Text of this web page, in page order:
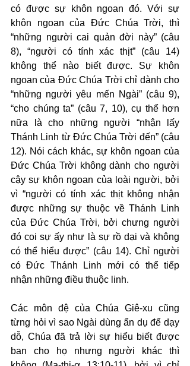
có được sự khôn ngoan đó. Với sự
khôn ngoan của Đức Chúa Trời, thì
“những người cai quản đời này” (câu
8), “người có tính xác thịt” (câu 14)
không thể nào biết được. Sự khôn
ngoan của Đức Chúa Trời chỉ dành cho
“những người yêu mến Ngài” (câu 9),
“cho chúng ta” (câu 7, 10), cụ thể hơn
nữa là cho những người “nhận lấy
Thánh Linh từ Đức Chúa Trời đến” (câu
12). Nói cách khác, sự khôn ngoan của
Đức Chúa Trời không dành cho người
cậy sự khôn ngoan của loài người, bởi
vì “người có tính xác thịt không nhận
được những sự thuộc về Thánh Linh
của Đức Chúa Trời, bởi chưng người
đó coi sự ấy như là sự rồ dại và không
có thể hiểu được” (câu 14). Chỉ người
có Đức Thánh Linh mới có thể tiếp
nhận những điều thuộc linh.
Các môn đệ của Chúa Giê-xu cũng
từng hỏi vì sao Ngài dùng ẩn dụ để dạy
dỗ, Chúa đã trả lời sự hiểu biết được
ban cho họ nhưng người khác thì